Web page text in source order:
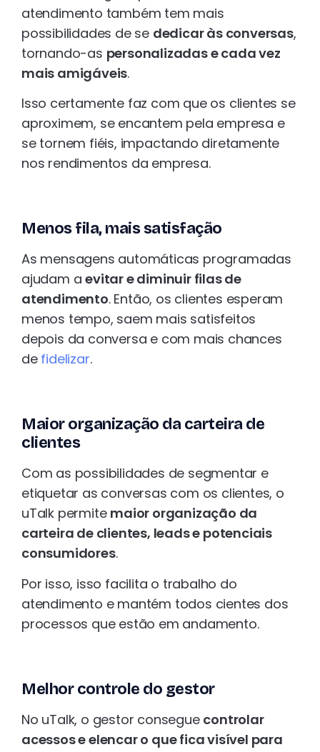
atendimento também tem mais
possibilidades de se dedicar às conversas,
tornando-as personalizadas e cada vez
mais amigáveis.
Isso certamente faz com que os clientes se
aproximem, se encantem pela empresa e
se tornem fiéis, impactando diretamente
nos rendimentos da empresa.
Menos fila, mais satisfação
As mensagens automáticas programadas
ajudam aevitar e diminuir filas de
atendimento. Então, os clientes esperam
menos tempo, saem mais satisfeitos
depois da conversa e com mais chances
de fidelizar.
Maior organização da carteira de
clientes
Com as possibilidades de segmentar e
etiquetar as conversas com os clientes, o
uTalk permite maior organização da
carteira de clientes, leads e potenciais
consumidores.
Por isso, isso facilita o trabalho do
atendimento e mantém todos cientes dos
processos que estão em andamento.
Melhor controle do gestor
No uTalk, o gestor consegue controlar
acessos e elencar o que fica visível para